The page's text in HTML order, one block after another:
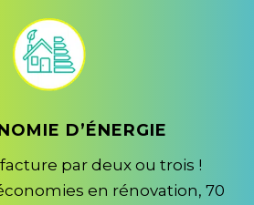
D’ÉNERGIE
par deux ou trois !
en rénovation, 70